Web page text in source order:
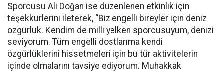
Sporcusu Ali Doğan ise düzenlenen etkinlik için
teşekkürlerini ileterek, “Biz engelli bireyler için deniz
özgürlük. Kendim de milli yelken sporcusuyum, denizi
seviyorum. Tüm engelli dostlarıma kendi
özgürlüklerini hissetmeleri için bu tür aktivitelerin
içinde olmalarını tavsiye ediyorum. Muhakkak